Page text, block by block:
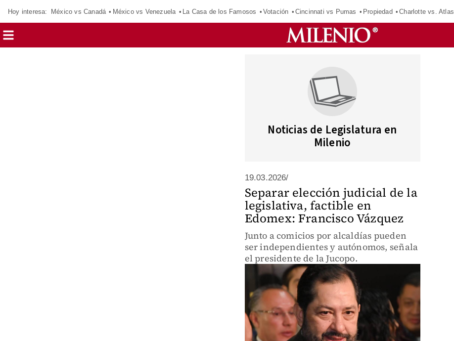
Hoy interesa: México vs Canadá México vs Venezuela La Casa de los Famosos Votación Cincinnati vs Pumas Propiedad Charlotte vs. Atlas
Noticias de Legislatura en
Milenio
19.03.2026/
Separar elección judicial de la
legislativa, factible en
Edomex: Francisco Vázquez
Junto a comicios por alcaldías pueden
ser independientes y autónomos, señala
el presidente de la Jucopo.